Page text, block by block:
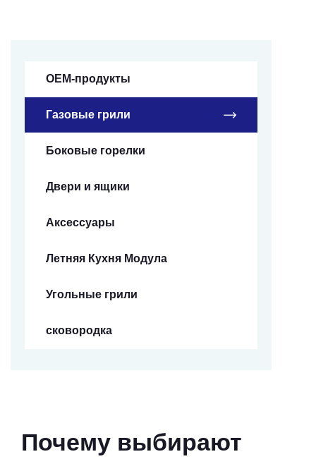
OEM-продукты
Газовые грили
Боковые горелки
Двери и ящики
Аксессуары
Летняя Кухня Модула
Угольные грили
сковородка
Почему выбирают